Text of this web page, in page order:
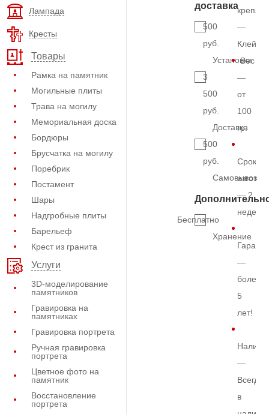
Лампада
Кресты
Товары
Рамка на памятник
Могильные плиты
Трава на могилу
Мемориальная доска
Бордюры
Брусчатка на могилу
Поребрик
Постамент
Шары
Надгробные плиты
Барельеф
Крест из гранита
Услуги
3D-моделирование
памятников
Гравировка на
памятниках
Гравировка портрета
Ручная гравировка
портрета
Цветное фото на
памятник
Восстановление
портрета
доставка
500
руб.
Установка
3
500
руб.
Доставка
500
руб.
Самовывоз
Бесплатно
Хранение
—
Клей
Вес
—
от
100
гр.
Срок
— 2
недели
—
более
5
лет!
—
Всегда
в